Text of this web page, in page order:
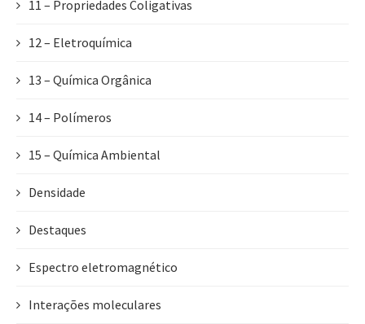
11 – Propriedades Coligativas
12 – Eletroquímica
13 – Química Orgânica
14 – Polímeros
15 – Química Ambiental
Densidade
Destaques
Espectro eletromagnético
Interações moleculares